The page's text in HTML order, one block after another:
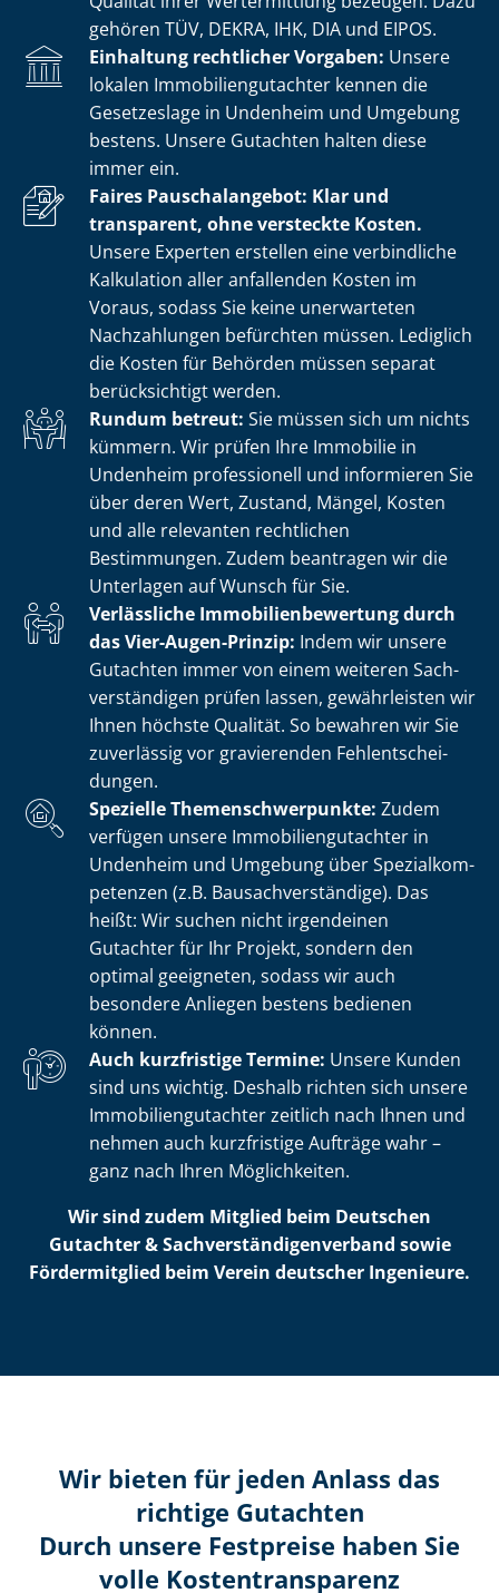
gehören TÜV, DEKRA, IHK, DIA und EIPOS.
Einhaltung rechtlicher Vorgaben: Unsere
lokalen Im­mo­bi­li­en­gut­ach­ter kennen die
Gesetzeslage in Undenheim und Umgebung
bestens. Unsere Gutachten halten diese
immer ein.
Faires Pauschalangebot: Klar und
transparent, ohne versteckte Kosten.
Unsere Experten erstellen eine verbindliche
Kalkulation aller anfallenden Kosten im
Voraus, sodass Sie keine unerwarteten
Nachzahlungen befürchten müssen. Lediglich
die Kosten für Behörden müssen separat
berücksichtigt werden.
Rundum betreut: Sie müssen sich um nichts
kümmern. Wir prüfen Ihre Immobilie in
Undenheim professionell und informieren Sie
über deren Wert, Zustand, Mängel, Kosten
und alle relevanten rechtlichen
Bestimmungen. Zudem beantragen wir die
Unterlagen auf Wunsch für Sie.
Verlässliche Im­mo­bi­li­en­be­wer­tung durch
das Vier-Augen-Prinzip: Indem wir unsere
Gutachten immer von einem weiteren Sach­
ver­stän­di­gen prüfen lassen, gewährleisten wir
Ihnen höchste Qualität. So bewahren wir Sie
zuverlässig vor gravierenden Fehl­ent­schei­
dun­gen.
Spezielle The­men­schwer­punk­te: Zudem
verfügen unsere Im­mo­bi­li­en­gut­ach­ter in
Undenheim und Umgebung über Spe­zi­al­kom­
pe­ten­zen (z.B. Bau­sach­ver­stän­di­ge). Das
heißt: Wir suchen nicht irgendeinen
Gutachter für Ihr Projekt, sondern den
optimal geeigneten, sodass wir auch
besondere Anliegen bestens bedienen
können.
Auch kurzfristige Termine: Unsere Kunden
sind uns wichtig. Deshalb richten sich unsere
Im­mo­bi­li­en­gut­ach­ter zeitlich nach Ihnen und
nehmen auch kurzfristige Aufträge wahr –
ganz nach Ihren Möglichkeiten.
Wir sind zudem Mitglied beim Deutschen
Gutachter & Sach­ver­stän­di­gen­ver­band sowie
Fördermitglied beim Verein deutscher Ingenieure.
Wir bieten für jeden Anlass das
richtige Gutachten
Durch unsere Festpreise haben Sie
volle Kosten­transparenz